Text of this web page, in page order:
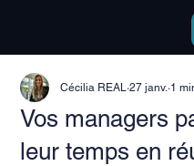
Vos managers
leur temps en
Cécilia REAL 27 janv. 1